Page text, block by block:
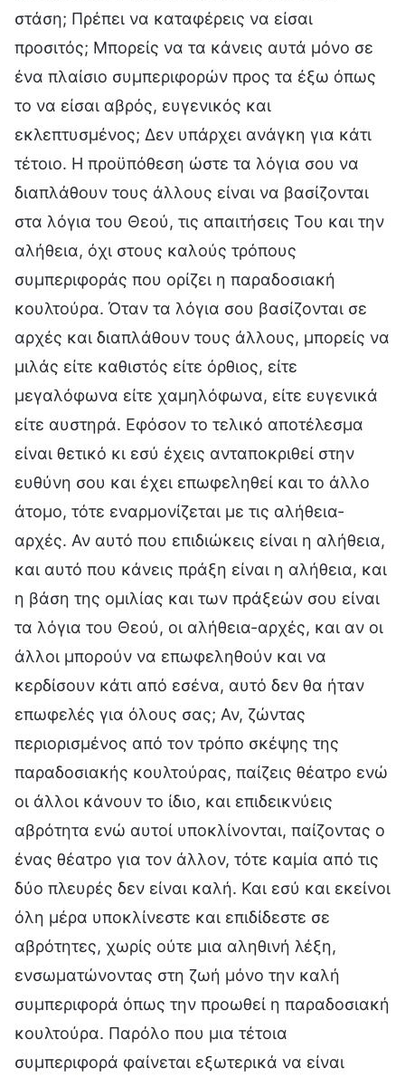
στάση; Πρέπει να καταφέρεις να είσαι
προσιτός; Μπορείς να τα κάνεις αυτά μόνο σε
ένα πλαίσιο συμπεριφορών προς τα έξω όπως
το να είσαι αβρός, ευγενικός και
εκλεπτυσμένος; Δεν υπάρχει ανάγκη για κάτι
τέτοιο. Η προϋπόθεση ώστε τα λόγια σου να
διαπλάθουν τους άλλους είναι να βασίζονται
στα λόγια του Θεού, τις απαιτήσεις Του και την
αλήθεια, όχι στους καλούς τρόπους
συμπεριφοράς που ορίζει η παραδοσιακή
κουλτούρα. Όταν τα λόγια σου βασίζονται σε
αρχές και διαπλάθουν τους άλλους, μπορείς να
μιλάς είτε καθιστός είτε όρθιος, είτε
μεγαλόφωνα είτε χαμηλόφωνα, είτε ευγενικά
είτε αυστηρά. Εφόσον το τελικό αποτέλεσμα
είναι θετικό κι εσύ έχεις ανταποκριθεί στην
ευθύνη σου και έχει επωφεληθεί και το άλλο
άτομο, τότε εναρμονίζεται με τις αλήθεια-
αρχές. Αν αυτό που επιδιώκεις είναι η αλήθεια,
και αυτό που κάνεις πράξη είναι η αλήθεια, και
η βάση της ομιλίας και των πράξεών σου είναι
τα λόγια του Θεού, οι αλήθεια-αρχές, και αν οι
άλλοι μπορούν να επωφεληθούν και να
κερδίσουν κάτι από εσένα, αυτό δεν θα ήταν
επωφελές για όλους σας; Αν, ζώντας
περιορισμένος από τον τρόπο σκέψης της
παραδοσιακής κουλτούρας, παίζεις θέατρο ενώ
οι άλλοι κάνουν το ίδιο, και επιδεικνύεις
αβρότητα ενώ αυτοί υποκλίνονται, παίζοντας ο
ένας θέατρο για τον άλλον, τότε καμία από τις
δύο πλευρές δεν είναι καλή. Και εσύ και εκείνοι
όλη μέρα υποκλίνεστε και επιδίδεστε σε
αβρότητες, χωρίς ούτε μια αληθινή λέξη,
ενσωματώνοντας στη ζωή μόνο την καλή
συμπεριφορά όπως την προωθεί η παραδοσιακή
κουλτούρα. Παρόλο που μια τέτοια
συμπεριφορά φαίνεται εξωτερικά να είναι